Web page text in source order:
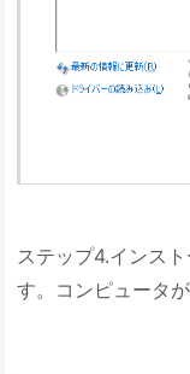
ステップ4.インス
す。コンピュータ